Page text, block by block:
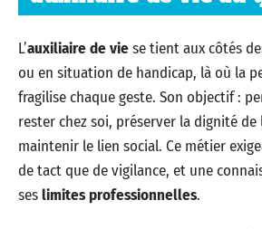
L’auxiliaire de viese tient aux côtés
ou en situation de handicap, là où la
fragilise chaque geste. Son objectif :
rester chez soi, préserver la dignité de
maintenir le lien social. Ce métier
de tact que de vigilance, et une
seslimites professionnelles.